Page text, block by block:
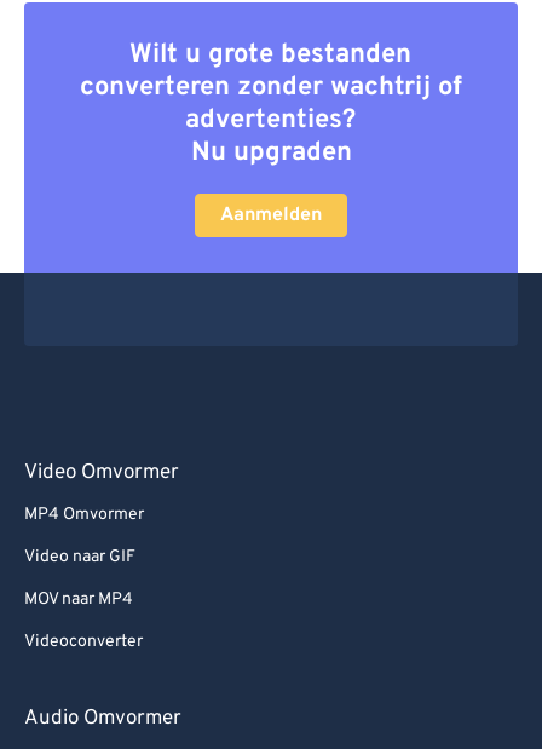
Wilt u grote bestanden
converteren zonder wachtrij of
advertenties?
Nu upgraden
Aanmelden
Video Omvormer
MP4 Omvormer
Video naar GIF
MOV naar MP4
Videoconverter
Audio Omvormer